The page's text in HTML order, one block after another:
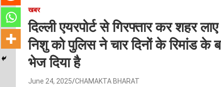
खबर
दिल्ली एयरपोर्ट से गिरफ्तार कर शहर
निशु को पुलिस ने चार दिनों के रिमांड के
भेज दिया है
June 24, 2025 CHAMAKTA BHARAT